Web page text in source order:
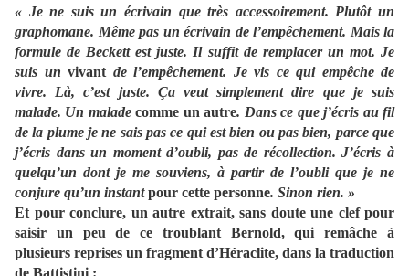
« Je ne suis un écrivain que très accessoirement. Plutôt un
graphomane. Même pas un écrivain de l’empêchement. Mais la
formule de Beckett est juste. Il suffit de remplacer un mot. Je
suis un vivant de l’empêchement. Je vis ce qui empêche de
vivre. Là, c’est juste. Ça veut simplement dire que je suis
malade. Un maladecomme un autre. Dans ce que j’écris au fil
de la plume je ne sais pas ce qui est bien ou pas bien, parce que
j’écris dans un moment d’oubli, pas de récollection. J’écris à
quelqu’un dont je me souviens, à partir de l’oubli que je ne
conjure qu’un instantpour cette personne. Sinon rien. »
Et pour conclure, un autre extrait, sans doute une clef pour
saisir un peu de ce troublant Bernold, qui remâche à
plusieurs reprises un fragment d’Héraclite, dans la traduction
de Battistini :